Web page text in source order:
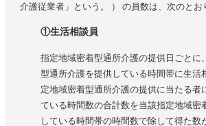
介護従業者」という。 ） の員数は、次のとお
①生活相談員
指定地域密着型通所介護の提供日ごとに
型通所介護を提供している時間帯に生活
定地域密着型通所介護の提供に当たる者
ている時間数の合計数を当該指定地域密
している時間帯の時間数で除して得た数